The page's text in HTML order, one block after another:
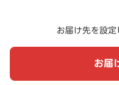
お届け先を設定
お届